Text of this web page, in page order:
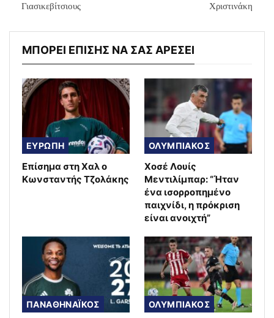
Γιασικεβίτσιους
Χριστινάκη
ΜΠΟΡΕΙ ΕΠΙΣΗΣ ΝΑ ΣΑΣ ΑΡΕΣΕΙ
ΕΥΡΩΠΗ
Επίσημα στη Χαλ ο
Κωνσταντής Τζολάκης
ΟΛΥΜΠΙΑΚΟΣ
Χοσέ Λουίς
Μεντιλίμπαρ: “Ήταν
ένα ισορροπημένο
παιχνίδι, η πρόκριση
είναι ανοιχτή”
ΠΑΝΑΘΗΝΑΪΚΟΣ ΟΛΥΜΠΙΑΚΟΣ